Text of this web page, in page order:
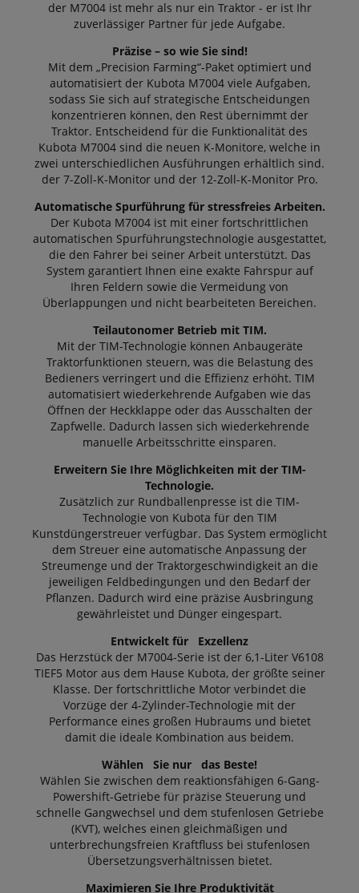
der M7004 ist mehr als nur ein Traktor - er ist Ihr
zuverlässiger Partner für jede Aufgabe.
Präzise – so wie Sie sind!
Mit dem „Precision Farming“-Paket optimiert und
automatisiert der Kubota M7004 viele Aufgaben,
sodass Sie sich auf strategische Entscheidungen
konzentrieren können, den Rest übernimmt der
Traktor. Entscheidend für die Funktionalität des
Kubota M7004 sind die neuen K-Monitore, welche in
zwei unterschiedlichen Ausführungen erhältlich sind.
der 7-Zoll-K-Monitor und der 12-Zoll-K-Monitor Pro.
Automatische Spurführung für stressfreies Arbeiten.
Der Kubota M7004 ist mit einer fortschrittlichen
automatischen Spurführungstechnologie ausgestattet,
die den Fahrer bei seiner Arbeit unterstützt. Das
System garantiert Ihnen eine exakte Fahrspur auf
Ihren Feldern sowie die Vermeidung von
Überlappungen und nicht bearbeiteten Bereichen.
Teilautonomer Betrieb mit TIM.
Mit der TIM-Technologie können Anbaugeräte
Traktorfunktionen steuern, was die Belastung des
Bedieners verringert und die Effizienz erhöht. TIM
automatisiert wiederkehrende Aufgaben wie das
Öffnen der Heckklappe oder das Ausschalten der
Zapfwelle. Dadurch lassen sich wiederkehrende
manuelle Arbeitsschritte einsparen.
Erweitern Sie Ihre Möglichkeiten mit der TIM-
Technologie.
Zusätzlich zur Rundballenpresse ist die TIM-
Technologie von Kubota für den TIM
Kunstdüngerstreuer verfügbar. Das System ermöglicht
dem Streuer eine automatische Anpassung der
Streumenge und der Traktorgeschwindigkeit an die
jeweiligen Feldbedingungen und den Bedarf der
Pflanzen. Dadurch wird eine präzise Ausbringung
gewährleistet und Dünger eingespart.
Entwickelt für Exzellenz
Das Herzstück der M7004-Serie ist der 6,1-Liter V6108
TIEF5 Motor aus dem Hause Kubota, der größte seiner
Klasse. Der fortschrittliche Motor verbindet die
Vorzüge der 4-Zylinder-Technologie mit der
Performance eines großen Hubraums und bietet
damit die ideale Kombination aus beidem.
Wählen Sie nur das Beste!
Wählen Sie zwischen dem reaktionsfähigen 6-Gang-
Powershift-Getriebe für präzise Steuerung und
schnelle Gangwechsel und dem stufenlosen Getriebe
(KVT), welches einen gleichmäßigen und
unterbrechungsfreien Kraftfluss bei stufenlosen
Übersetzungsverhältnissen bietet.
Maximieren Sie Ihre Produktivität